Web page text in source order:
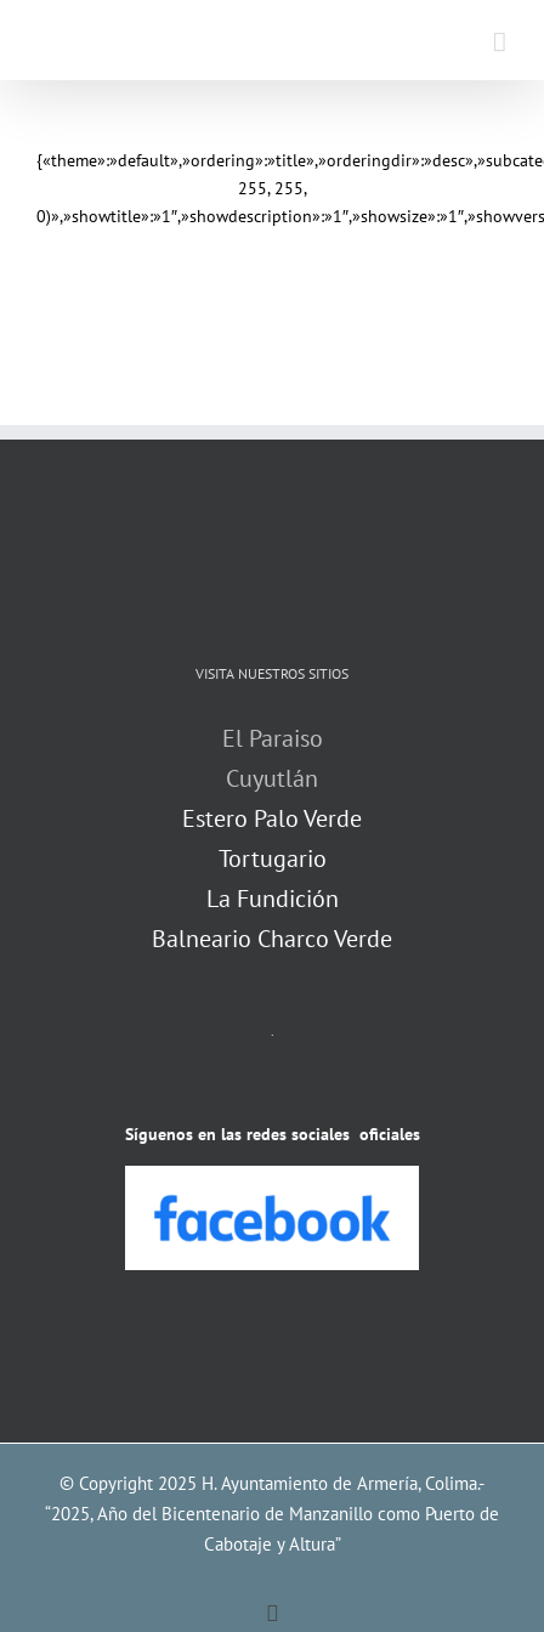
255, 255,
VISITA NUESTROS SITIOS
El Paraiso
Cuyutlán
Estero Palo Verde
Tortugario
La Fundición
Balneario Charco Verde
.
Síguenos en las redes sociales oficiales
© Copyright 2025 H. Ayuntamiento de Armería, Colima.-
“2025, Año del Bicentenario de Manzanillo como Puerto de
Cabotaje y Altura”